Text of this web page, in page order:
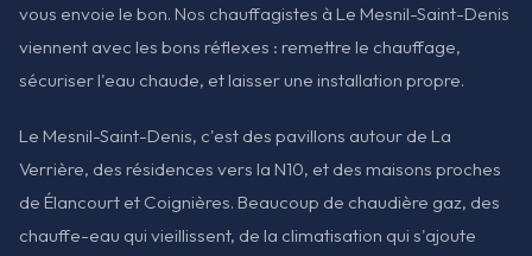
vous envoie le bon. Nos chauffagistes à Le Mesnil-Saint-Denis
viennent avec les bons réflexes : remettre le chauffage,
sécuriser l'eau chaude, et laisser une installation propre.
Le Mesnil-Saint-Denis, c'est des pavillons autour de La
Verrière, des résidences vers la N10, et des maisons proches
de Élancourt et Coignières. Beaucoup de chaudière gaz, des
chauffe-eau qui vieillissent, de la climatisation qui s'ajoute